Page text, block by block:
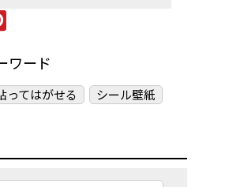
ワード
ってはがせる
シール壁紙